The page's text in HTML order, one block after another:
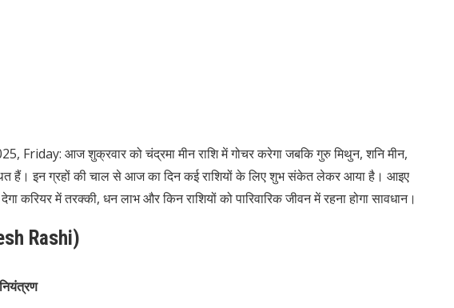
Friday: आज शुक्रवार को चंद्रमा मीन राशि में गोचर करेगा जबकि गुरु मिथुन, शनि मीन,
हैं। इन ग्रहों की चाल से आज का दिन कई राशियों के लिए शुभ संकेत लेकर आया है। आइए
में तरक्की, धन लाभ और किन राशियों को पारिवारिक जीवन में रहना होगा सावधान।
Rashi)